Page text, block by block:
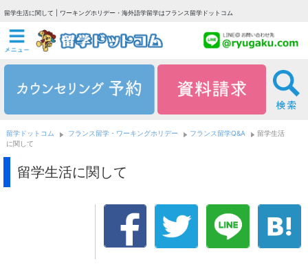
留学生活に関して | ワーキングホリデー・海外語学留学はフランス留学ドットコム
留学ドットコム フランス留学・ワーキングホリデー フランス留学Q&A
留学生活
に関して
留学生活に関して